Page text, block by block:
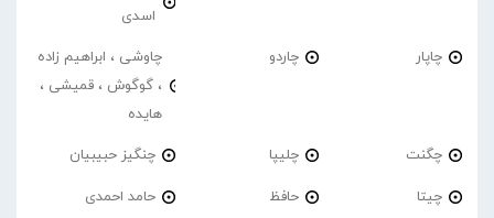
اسدی
چاپار چاردو
چاوشی ، ابراهیم زاده
، گوگوش ، قمیشی ،
هایده
چگنت چلیپا چنگیز حبیبیان
چیتا حافظ حامد احمدی